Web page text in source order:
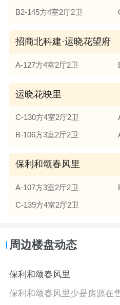
B2-145方4室2厅2卫
招商北科建·运晓花望府
A-127方4室2厅2卫
运晓花映里
C-130方4室2厅2卫
B-106方3室2厅2卫
保利和颂春风里
A-107方3室2厅2卫
C-139方4室2厅2卫
周边楼盘动态
保利和颂春风里
保利和颂春风里少是房源在